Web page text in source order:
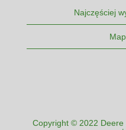
Najczęściej
Copyright © 2022 Deere